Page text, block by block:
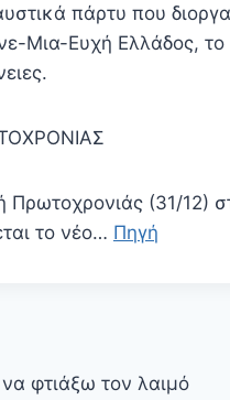
πάρτυ που
Μια-Ευχή Ελλάδος, το
(31/12)
το νέο… Πηγή
φτιάξω τον λαιμό